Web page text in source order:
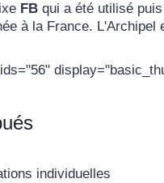
FBqui a été utilisé
à la France. L'Archipel
individuelles